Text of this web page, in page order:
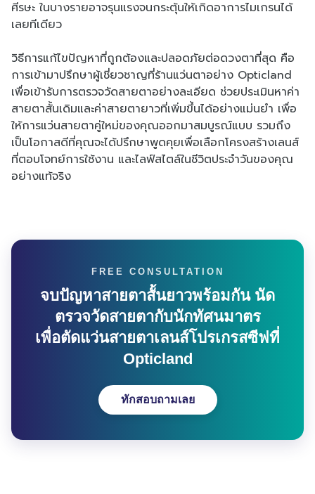
ศีรษะ ในบางรายอาจรุนแรงจนกระตุ้นให้เกิดอาการไมเกรนได้
เลยทีเดียว
วิธีการแก้ไขปัญหาที่ถูกต้องและปลอดภัยต่อดวงตาที่สุด คือ
การเข้ามาปรึกษาผู้เชี่ยวชาญที่ร้านแว่นตาอย่าง Opticland
เพื่อเข้ารับการตรวจวัดสายตาอย่างละเอียด ช่วยประเมินหาค่า
สายตาสั้นเดิมและค่าสายตายาวที่เพิ่มขึ้นได้อย่างแม่นยำ เพื่อ
ให้การแว่นสายตาคู่ใหม่ของคุณออกมาสมบูรณ์แบบ รวมถึง
เป็นโอกาสดีที่คุณจะได้ปรึกษาพูดคุยเพื่อเลือกโครงสร้างเลนส์
ที่ตอบโจทย์การใช้งาน และไลฟ์สไตล์ในชีวิตประจำวันของคุณ
อย่างแท้จริง
FREE CONSULTATION
จบปัญหาสายตาสั้นยาวพร้อมกัน นัด
ตรวจวัดสายตากับนักทัศนมาตร
เพื่อตัดแว่นสายตาเลนส์โปรเกรสซีฟที่
Opticland
ทักสอบถามเลย